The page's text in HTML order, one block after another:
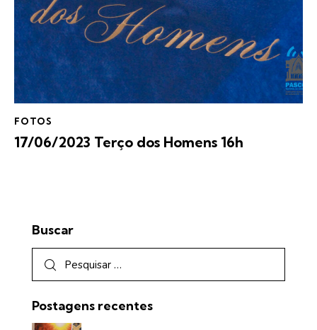
FOTOS
17/06/2023 Terço dos Homens 16h
Buscar
Postagens recentes